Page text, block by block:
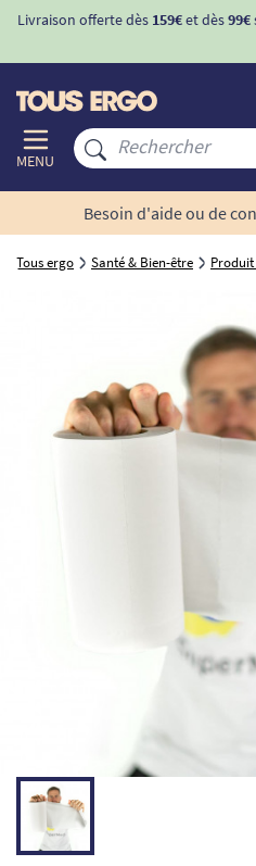
Livraison offerte dès 159€et dès99€
MENU
Besoin d'aide ou de
Tous ergo Santé & Bien-être